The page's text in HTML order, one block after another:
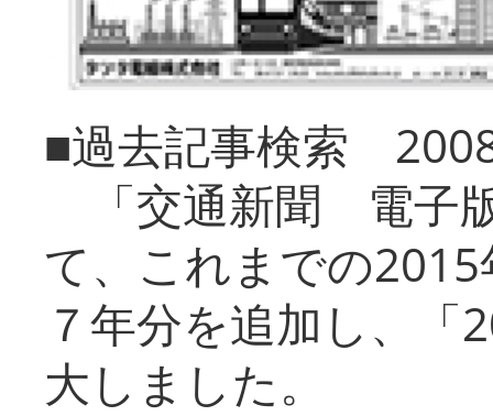
■過去記事検索
「交通新聞 電子
て、これまでの
７年分を追加し、「
大しまし